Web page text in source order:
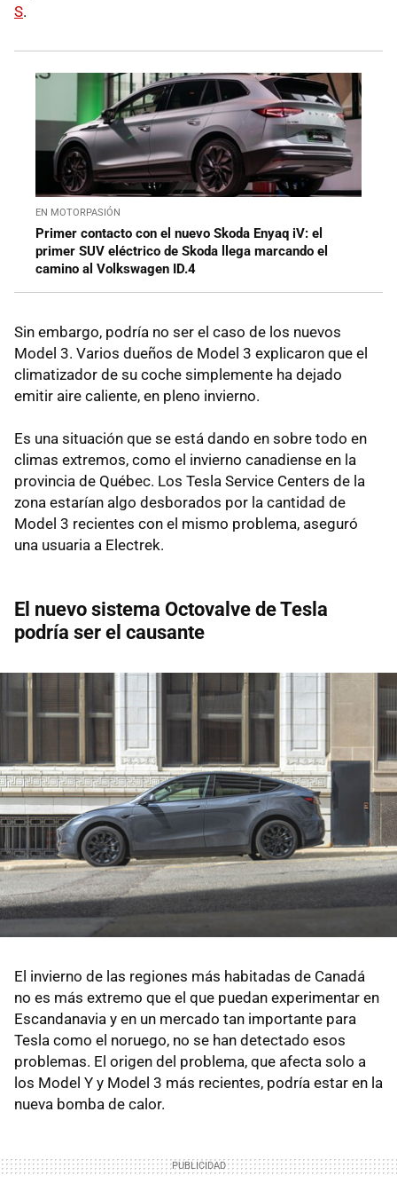
S.
EN MOTORPASIÓN
Primer contacto con el nuevo Skoda Enyaq iV: el
primer SUV eléctrico de Skoda llega marcando el
camino al Volkswagen ID.4
Sin embargo, podría no ser el caso de los nuevos
Model 3. Varios dueños de Model 3 explicaron que el
climatizador de su coche simplemente ha dejado
emitir aire caliente, en pleno invierno.
Es una situación que se está dando en sobre todo en
climas extremos, como el invierno canadiense en la
provincia de Québec. Los Tesla Service Centers de la
zona estarían algo desborados por la cantidad de
Model 3 recientes con el mismo problema, aseguró
una usuaria a Electrek.
El nuevo sistema Octovalve de Tesla
podría ser el causante
El invierno de las regiones más habitadas de Canadá
no es más extremo que el que puedan experimentar en
Escandanavia y en un mercado tan importante para
Tesla como el noruego, no se han detectado esos
problemas. El origen del problema, que afecta solo a
los Model Y y Model 3 más recientes, podría estar en la
nueva bomba de calor.